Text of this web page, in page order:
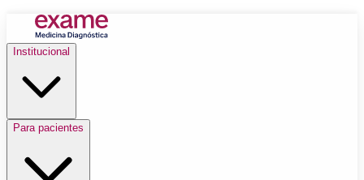
Institucional
Para pacientes